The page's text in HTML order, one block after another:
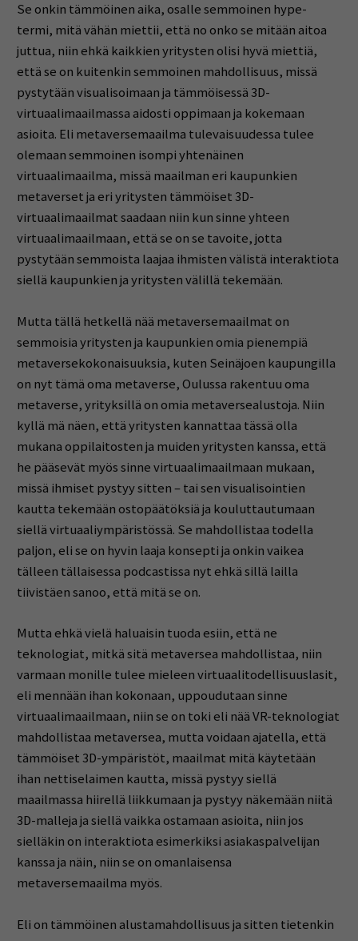
Se onkin tämmöinen aika, osalle semmoinen hype-
termi, mitä vähän miettii, että no onko se mitään aitoa
juttua, niin ehkä kaikkien yritysten olisi hyvä miettiä,
että se on kuitenkin semmoinen mahdollisuus, missä
pystytään visualisoimaan ja tämmöisessä 3D-
virtuaalimaailmassa aidosti oppimaan ja kokemaan
asioita. Eli metaversemaailma tulevaisuudessa tulee
olemaan semmoinen isompi yhtenäinen
virtuaalimaailma, missä maailman eri kaupunkien
metaverset ja eri yritysten tämmöiset 3D-
virtuaalimaailmat saadaan niin kun sinne yhteen
virtuaalimaailmaan, että se on se tavoite, jotta
pystytään semmoista laajaa ihmisten välistä interaktiota
siellä kaupunkien ja yritysten välillä tekemään.
Mutta tällä hetkellä nää metaversemaailmat on
semmoisia yritysten ja kaupunkien omia pienempiä
metaversekokonaisuuksia, kuten Seinäjoen kaupungilla
on nyt tämä oma metaverse, Oulussa rakentuu oma
metaverse, yrityksillä on omia metaversealustoja. Niin
kyllä mä näen, että yritysten kannattaa tässä olla
mukana oppilaitosten ja muiden yritysten kanssa, että
he pääsevät myös sinne virtuaalimaailmaan mukaan,
missä ihmiset pystyy sitten – tai sen visualisointien
kautta tekemään ostopäätöksiä ja kouluttautumaan
siellä virtuaaliympäristössä. Se mahdollistaa todella
paljon, eli se on hyvin laaja konsepti ja onkin vaikea
tälleen tällaisessa podcastissa nyt ehkä sillä lailla
tiivistäen sanoo, että mitä se on.
Mutta ehkä vielä haluaisin tuoda esiin, että ne
teknologiat, mitkä sitä metaversea mahdollistaa, niin
varmaan monille tulee mieleen virtuaalitodellisuuslasit,
eli mennään ihan kokonaan, uppoudutaan sinne
virtuaalimaailmaan, niin se on toki eli nää VR-teknologiat
mahdollistaa metaversea, mutta voidaan ajatella, että
tämmöiset 3D-ympäristöt, maailmat mitä käytetään
ihan nettiselaimen kautta, missä pystyy siellä
maailmassa hiirellä liikkumaan ja pystyy näkemään niitä
3D-malleja ja siellä vaikka ostamaan asioita, niin jos
sielläkin on interaktiota esimerkiksi asiakaspalvelijan
kanssa ja näin, niin se on omanlaisensa
metaversemaailma myös.
Eli on tämmöinen alustamahdollisuus ja sitten tietenkin